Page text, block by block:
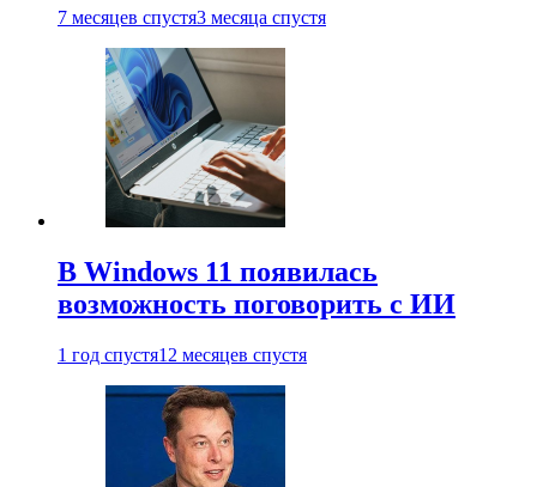
7 месяцев спустя3 месяца спустя
В Windows 11 появилась
возможность поговорить с ИИ
1 год спустя12 месяцев спустя